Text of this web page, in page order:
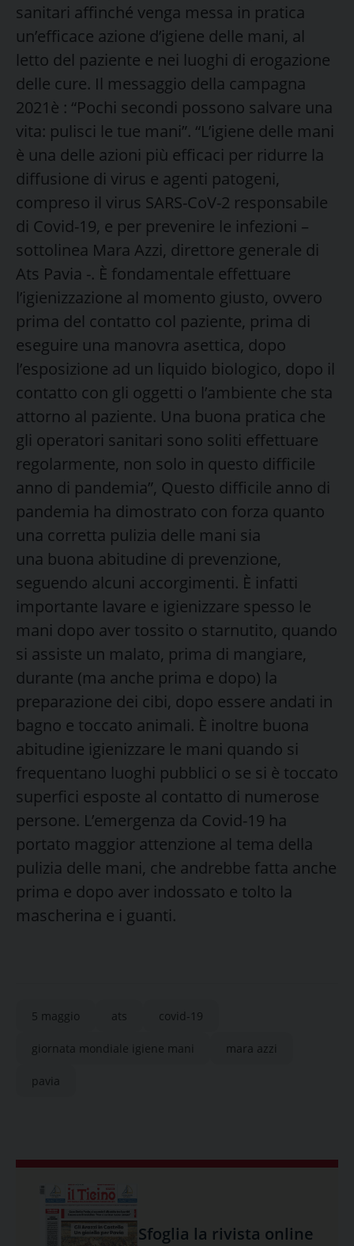
sanitari affinché venga messa in pratica
un’efficace azione d’igiene delle mani, al
letto del paziente e nei luoghi di erogazione
delle cure. Il messaggio della campagna
2021è : “Pochi secondi possono salvare una
vita: pulisci le tue mani”. “L’igiene delle mani
è una delle azioni più efficaci per ridurre la
diffusione di virus e agenti patogeni,
compreso il virus SARS-CoV-2 responsabile
di Covid-19, e per prevenire le infezioni –
sottolinea Mara Azzi, direttore generale di
Ats Pavia -. È fondamentale effettuare
l’igienizzazione al momento giusto, ovvero
prima del contatto col paziente, prima di
eseguire una manovra asettica, dopo
l’esposizione ad un liquido biologico, dopo il
contatto con gli oggetti o l’ambiente che sta
attorno al paziente. Una buona pratica che
gli operatori sanitari sono soliti effettuare
regolarmente, non solo in questo difficile
anno di pandemia”, Questo difficile anno di
pandemia ha dimostrato con forza quanto
una corretta pulizia delle mani sia
una buona abitudine di prevenzione,
seguendo alcuni accorgimenti. È infatti
importante lavare e igienizzare spesso le
mani dopo aver tossito o starnutito, quando
si assiste un malato, prima di mangiare,
durante (ma anche prima e dopo) la
preparazione dei cibi, dopo essere andati in
bagno e toccato animali. È inoltre buona
abitudine igienizzare le mani quando si
frequentano luoghi pubblici o se si è toccato
superfici esposte al contatto di numerose
persone. L’emergenza da Covid-19 ha
portato maggior attenzione al tema della
pulizia delle mani, che andrebbe fatta anche
prima e dopo aver indossato e tolto la
mascherina e i guanti.
5 maggio ats covid-19
giornata mondiale igiene mani mara azzi
pavia
Sfoglia la rivista online